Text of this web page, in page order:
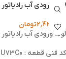
لوله ورودي آب رادياتور x5
2,420,000تومان
لوله ورودي آب رادياتور x5
کد فنی قطعه : 1303100U73C0